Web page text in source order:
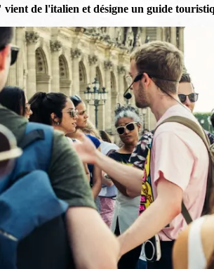
de l'italien et désigne un guide